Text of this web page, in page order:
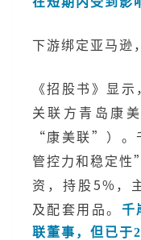
下游绑定亚马逊
《招股书》显
关联方青岛康
“康美联”）。
管控力和稳定
资，持股5%，
及配套用品。
千
联董事，但已于